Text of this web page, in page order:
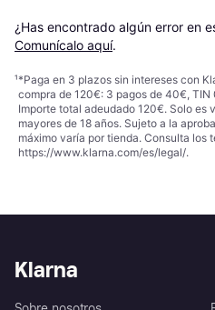
¿Has encontrado algún error en
Comunícalo aquí.
¹*Paga en 3 plazos sin intereses con
compra de 120€: 3 pagos de 40€, TIN
Importe total adeudado 120€. Solo es
mayores de 18 años. Sujeto a la
máximo varía por tienda. Consulta los
https://www.klarna.com/es/legal/.
Klarna